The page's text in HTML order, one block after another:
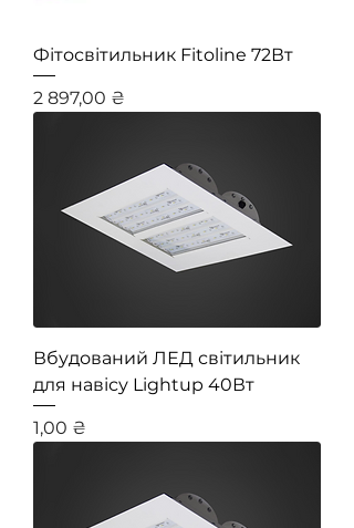
Фітосвітильник Fitoline 72Вт
Ціна
2 897,00 ₴
Вбудований ЛЕД світильник
для навісу Lightup 40Вт
Ціна
1,00 ₴